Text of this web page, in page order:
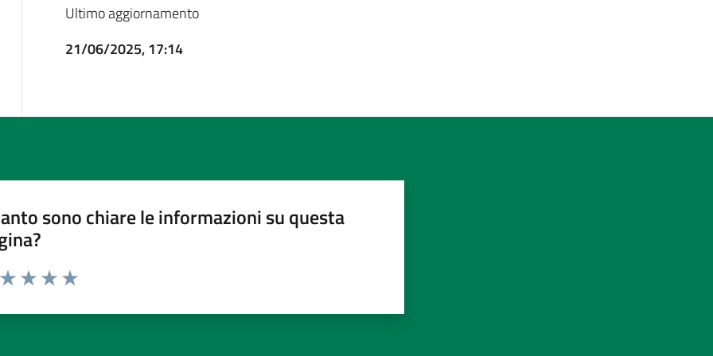
Ultimo aggiornamento
21/06/2025, 17:14
sono chiare le informazioni su questa
da 1 a 5 stelle la pagina